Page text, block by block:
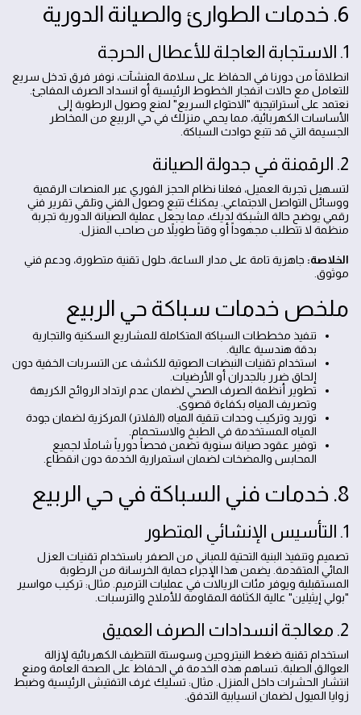
6. خدمات الطوارئ والصيانة الدورية
1. الاستجابة العاجلة للأعطال الحرجة
انطلاقاً من دورنا في الحفاظ على سلامة المنشآت، نوفر فرق تدخل سريع
للتعامل مع حالات انفجار الخطوط الرئيسية أو انسداد الصرف المفاجئ.
نعتمد على استراتيجية "الاحتواء السريع" لمنع وصول الرطوبة إلى
الأساسات الكهربائية، مما يحمي منزلك في حي الربيع من المخاطر
الجسيمة التي قد تتبع حوادث السباكة.
2. الرقمنة في جدولة الصيانة
لتسهيل تجربة العميل، فعلنا نظام الحجز الفوري عبر المنصات الرقمية
ووسائل التواصل الاجتماعي. يمكنك تتبع وصول الفني وتلقي تقرير فني
رقمي يوضح حالة الشبكة لديك، مما يجعل عملية الصيانة الدورية تجربة
منظمة لا تتطلب مجهوداً أو وقتاً طويلاً من صاحب المنزل.
الخلاصة: جاهزية تامة على مدار الساعة، حلول تقنية متطورة، ودعم فني
موثوق.
ملخص خدمات سباكة حي الربيع
تنفيذ مخططات السباكة المتكاملة للمشاريع السكنية والتجارية
بدقة هندسية عالية.
استخدام تقنيات النبضات الصوتية للكشف عن التسربات الخفية دون
إلحاق ضرر بالجدران أو الأرضيات.
تطوير أنظمة الصرف الصحي لضمان عدم ارتداد الروائح الكريهة
وتصريف المياه بكفاءة قصوى.
توريد وتركيب وحدات تنقية المياه (الفلاتر) المركزية لضمان جودة
المياه المستخدمة في الطبخ والاستحمام.
توفير عقود صيانة سنوية تضمن فحصاً دورياً شاملاً لجميع
المحابس والمضخات لضمان استمرارية الخدمة دون انقطاع.
8. خدمات فني السباكة في حي الربيع
1. التأسيس الإنشائي المتطور
تصميم وتنفيذ البنية التحتية للمباني من الصفر باستخدام تقنيات العزل
المائي المتقدمة. يضمن هذا الإجراء حماية الخرسانة من الرطوبة
المستقبلية ويوفر مئات الريالات في عمليات الترميم. مثال: تركيب مواسير
"بولي إيثيلين" عالية الكثافة المقاومة للأملاح والترسبات.
2. معالجة انسدادات الصرف العميق
استخدام تقنية ضغط النيتروجين وسوستة التنظيف الكهربائية لإزالة
العوالق الصلبة. تساهم هذه الخدمة في الحفاظ على الصحة العامة ومنع
انتشار الحشرات داخل المنزل. مثال: تسليك غرف التفتيش الرئيسية وضبط
زوايا الميول لضمان انسيابية التدفق.